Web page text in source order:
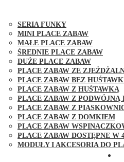
SERIA FUNKY
MINI PLACE ZABAW
MAŁE PLACE ZABAW
ŚREDNIE PLACE ZABAW
DUŻE PLACE ZABAW
PLACE ZABAW ZE
PLACE ZABAW BEZ
PLACE ZABAW Z HUŚTAWKĄ
PLACE ZABAW Z PODWÓJNĄ
PLACE ZABAW Z
PLACE ZABAW Z DOMKIEM
PLACE ZABAW
PLACE ZABAW DOSTĘPNE W
MODUŁY I AKCESORIA DO